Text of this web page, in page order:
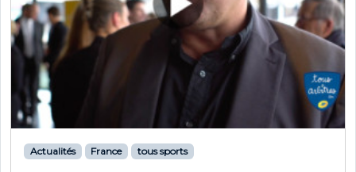
Actualités France tous sports